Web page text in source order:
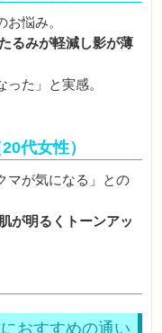
お悩み。
たるみが軽減し影が薄
った」と実感。
代女性）
マが気になる」との
肌が明るくトーンアッ
おすすめの通い